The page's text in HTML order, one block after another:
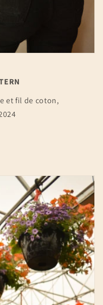
et fil de coton,